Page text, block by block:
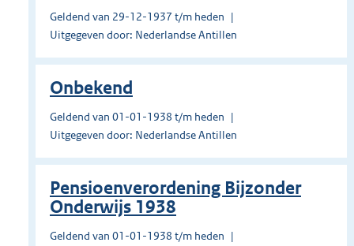
Geldend van 29-12-1937 t/m heden
Uitgegeven door: Nederlandse Antillen
Onbekend
Geldend van 01-01-1938 t/m heden
Uitgegeven door: Nederlandse Antillen
Pensioenverordening Bijzonder
Onderwijs 1938
Geldend van 01-01-1938 t/m heden